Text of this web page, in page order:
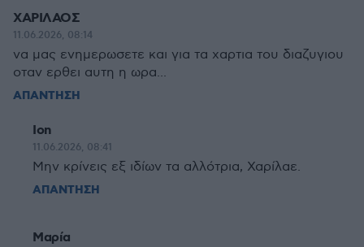
ΧΑΡΙΛΑΟΣ
11.06.2026, 08:14
να μας ενημερωσετε και για τα χαρτια του διαζυγιου
οταν ερθει αυτη η ωρα...
ΑΠΑΝΤΗΣΗ
Ion
11.06.2026, 08:41
Μην κρίνεις εξ ιδίων τα αλλότρια, Χαρίλαε.
ΑΠΑΝΤΗΣΗ
Μαρία